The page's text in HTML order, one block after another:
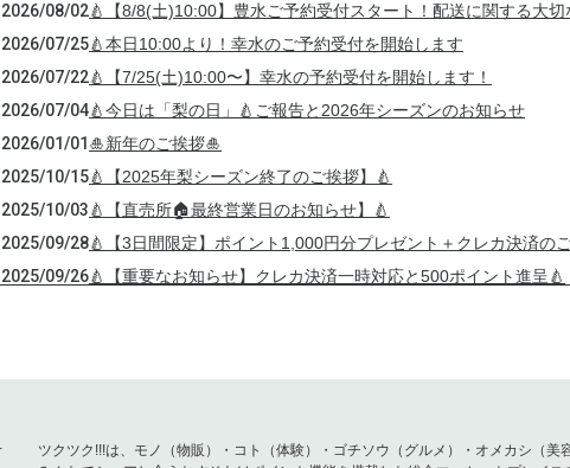
2026/08/02🍐【8/8(土)10:00】豊水ご予約受付スタート！配送に関する大切
2026/07/25🍐本日10:00より！幸水のご予約受付を開始します
2026/07/22🍐【7/25(土)10:00〜】幸水の予約受付を開始します！
2026/07/04🍐今日は「梨の日」🍐ご報告と2026年シーズンのお知らせ
2026/01/01 🎍新年のご挨拶🎍
2025/10/15🍐【2025年梨シーズン終了のご挨拶】🍐
2025/10/03🍐【直売所🏠最終営業日のお知らせ】🍐
2025/09/28🍐【3日間限定】ポイント1,000円分プレゼント＋クレカ決済の
2025/09/26🍐【重要なお知らせ】クレカ決済一時対応と500ポイント進呈🍐
2025/09/13🍐【新高】受付開始日と【決済方法】のお知らせ🍐
2025/09/05 🍐今年も美味しく実りました！【豊水】収穫開始🍐
ツクツク!!!は、モノ（物販）・コト（体験）・ゴチソウ（グルメ）・オメカシ（美